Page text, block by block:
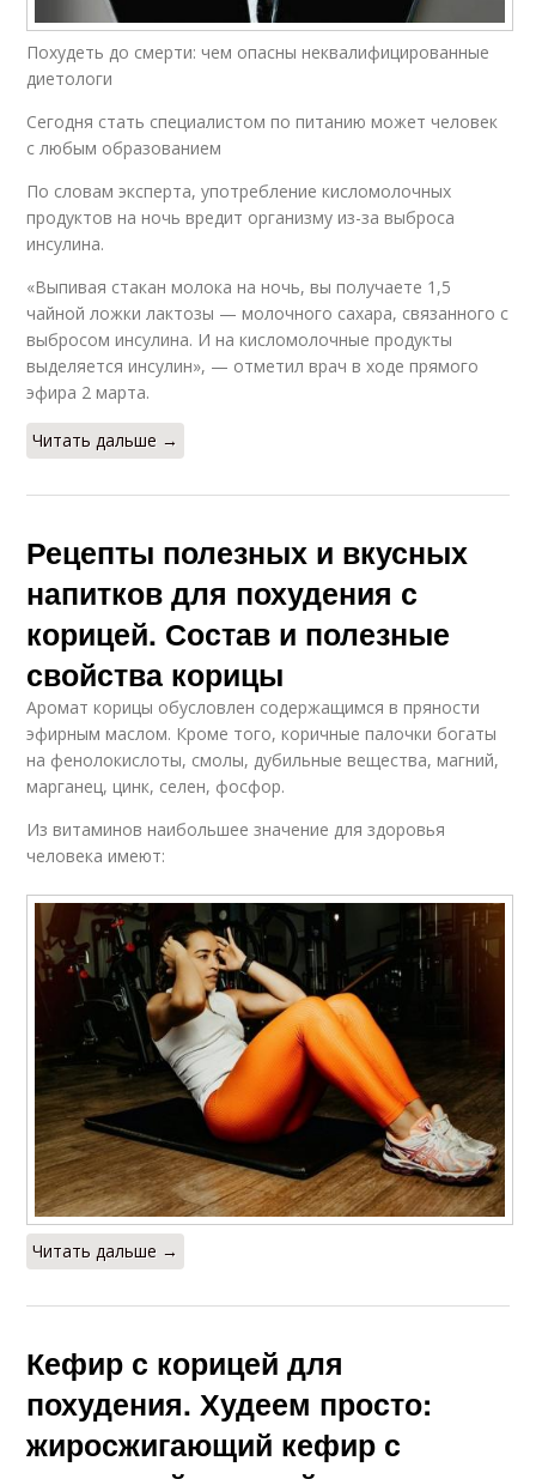
Похудеть до смерти: чем опасны неквалифицированные
диетологи
Сегодня стать специалистом по питанию может человек
с любым образованием
По словам эксперта, употребление кисломолочных
продуктов на ночь вредит организму из-за выброса
инсулина.
«Выпивая стакан молока на ночь, вы получаете 1,5
чайной ложки лактозы — молочного сахара, связанного с
выбросом инсулина. И на кисломолочные продукты
выделяется инсулин», — отметил врач в ходе прямого
эфира 2 марта.
Читать дальше →
Рецепты полезных и вкусных
напитков для похудения с
корицей. Состав и полезные
свойства корицы
Аромат корицы обусловлен содержащимся в пряности
эфирным маслом. Кроме того, коричные палочки богаты
на фенолокислоты, смолы, дубильные вещества, магний,
марганец, цинк, селен, фосфор.
Из витаминов наибольшее значение для здоровья
человека имеют:
Читать дальше →
Кефир с корицей для
похудения. Худеем просто:
жиросжигающий кефир с